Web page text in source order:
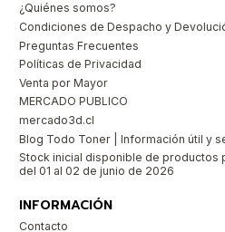
¿Quiénes somos?
Condiciones de Despacho y
Preguntas Frecuentes
Políticas de Privacidad
Venta por Mayor
MERCADO PUBLICO
mercado3d.cl
Blog Todo Toner | Información útil y
Stock inicial disponible de productos
del 01 al 02 de junio de 2026
INFORMACIÓN
Contacto